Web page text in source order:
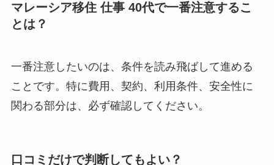
マレーシア移住 仕事 40代で一番注意するこ
とは？
一番注意したいのは、条件を読み飛ばして進める
ことです。特に費用、契約、利用条件、安全性に
関わる部分は、必ず確認してください。
口コミだけで判断してもよい？